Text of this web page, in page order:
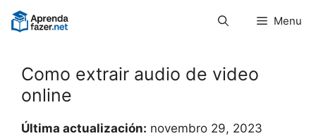
Pular
para
Menu
Como extrair audio de video
online
Última actualización: novembro 29, 2023